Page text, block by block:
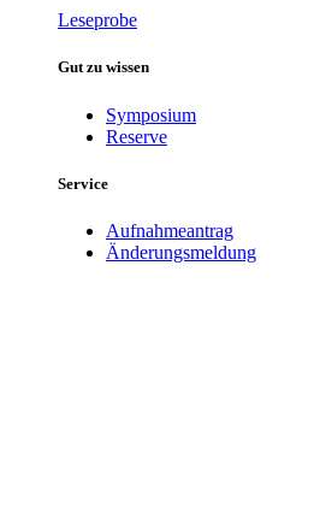
Leseprobe
Gut zu wissen
Symposium
Reserve
Service
Aufnahmeantrag
Änderungsmeldung